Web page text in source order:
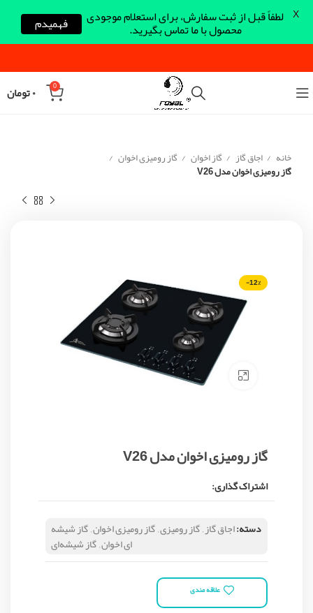
0 ۰تومان
خانه اجاق گاز گاز اخوان گاز رومیزی اخوان
گاز رومیزی اخوان مدل V26
-12%
Click to enlarge
گاز رومیزی اخوان مدل V26
اشتراک گذاری:
دسته:اجاق گاز,گاز رومیزی,گاز رومیزی اخوان,گاز شیشه
ای اخوان,گاز شیشه‌ای
علاقه مندی
لطفاً قبل از ثبت سفارش، برای استعلام موجودی
محصول با ما تماس بگیرید. فهمیدم X